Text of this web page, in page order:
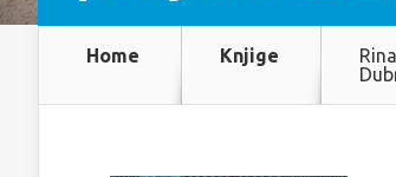
Home Knjige